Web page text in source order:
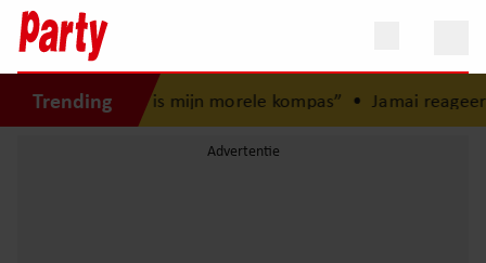
Trending
“Mijn zus is mijn morele kompas”•Jamai reageert op